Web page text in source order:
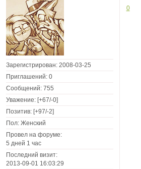
Зарегистрирован: 2008-03-25
Приглашений: 0
Сообщений: 755
Уважение: [+67/-0]
Позитив: [+97/-2]
Пол: Женский
Провел на форуме:
5 дней 1 час
Последний визит:
2013-09-01 16:03:29
0